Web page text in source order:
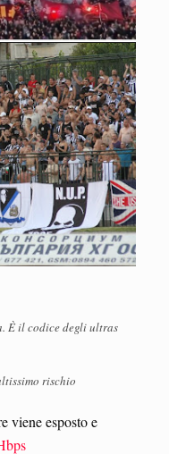
È il codice degli ultras
rischio
viene esposto e